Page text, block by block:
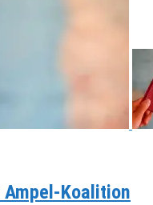
Koalition